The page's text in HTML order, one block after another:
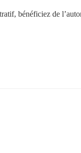
bénéficiez de